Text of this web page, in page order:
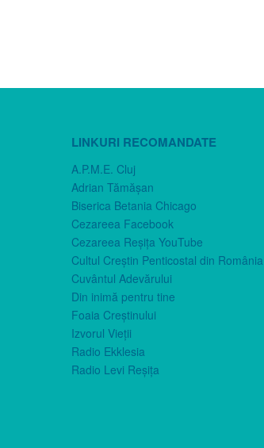
LINKURI RECOMANDATE
A.P.M.E. Cluj
Adrian Tămăşan
Biserica Betania Chicago
Cezareea Facebook
Cezareea Reşiţa YouTube
Cultul Creştin Penticostal din România
Cuvântul Adevărului
Din inimă pentru tine
Foaia Creştinului
Izvorul Vieţii
Radio Ekklesia
Radio Levi Reşiţa